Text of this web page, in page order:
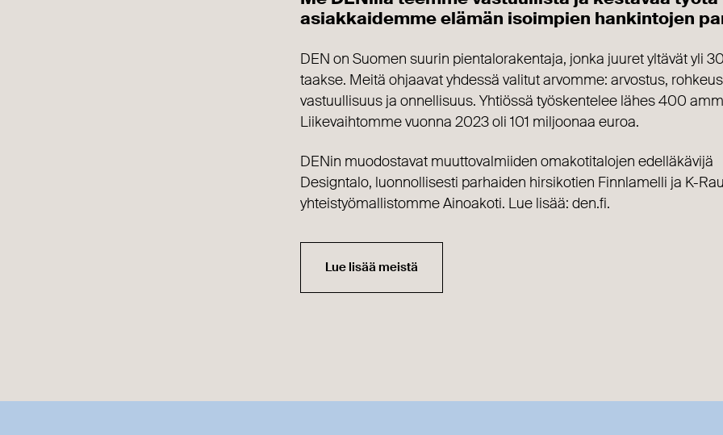
asiakkaidemme elämän isoimpien hankintojen
DEN on Suomen suurin pientalorakentaja, jonka juuret yltävät yli
taakse. Meitä ohjaavat yhdessä valitut arvomme: arvostus,
vastuullisuus ja onnellisuus. Yhtiössä työskentelee lähes 400
Liikevaihtomme vuonna 2023 oli 101 miljoonaa euroa.
DENin muodostavat muuttovalmiiden omakotitalojen edelläkävijä
Designtalo, luonnollisesti parhaiden hirsikotien Finnlamelli ja K-
yhteistyömallistomme Ainoakoti. Lue lisää: den.fi.
Lue lisää meistä